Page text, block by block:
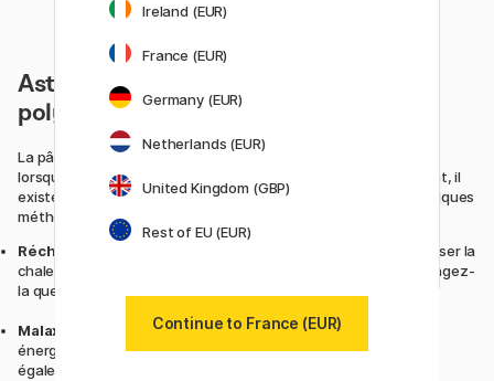
Astuces pour restaurer une pâte
polymère dure
La pâte polymère peut devenir dure et difficile à travailler
lorsqu’elle a été mal conservée ou qu’elle a vieilli. Heureusement, il
existe plusieurs façons de lui redonner sa souplesse. Voici quelques
méthodes efficaces :
Réchauffez la pâte :
Tenez la pâte dans vos mains afin d’utiliser la
chaleur du corps ou placez-la dans un sachet plastique et plongez-
la quelques minutes dans de l’eau chaude.
Malaxez la pâte :
Travaillez la pâte en la pétrissant
énergiquement. Une machine à pâtes ou un rouleau peut
également aider à la rendre plus souple.
Ireland (EUR)
France (EUR)
Germany (EUR)
Netherlands (EUR)
United Kingdom (GBP)
Rest of EU (EUR)
Continue to France (EUR)